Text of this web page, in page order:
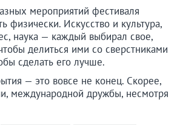
мероприятий фестиваля
физически. Искусство и культура,
наука — каждый выбирал свое,
делиться ими со сверстниками
сделать его лучше.
— это вовсе не конец. Скорее,
международной дружбы, несмотря